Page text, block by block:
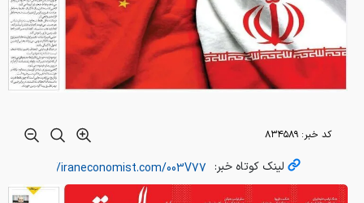
کد خبر: ۸۳۴۵۸۹
لینک کوتاه خبر: